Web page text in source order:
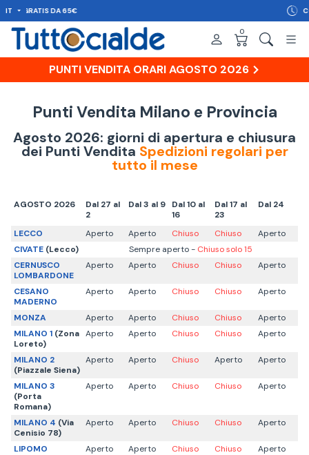
IT
0
PUNTI VENDITA ORARI AGOSTO 2026
Punti Vendita Milano e Provincia
Agosto 2026: giorni di apertura e chiusura
dei Punti Vendita Spedizioni regolari per
tutto il mese
AGOSTO 2026
Dal 27 al
2
Dal 3 al 9
Dal 10 al
16
Dal 17 al
23
Dal 24
LECCO Aperto Aperto Chiuso Chiuso
Aperto
CIVATE (Lecco) Sempre aperto - Chiuso solo 15
CERNUSCO
LOMBARDONE
Aperto Aperto Chiuso Chiuso Aperto
CESANO
MADERNO
Aperto Aperto Chiuso Chiuso Aperto
MONZA Aperto Aperto Chiuso Chiuso
Aperto
MILANO 1 (Zona
Loreto)
Aperto Aperto Chiuso Chiuso Aperto
MILANO 2
(Piazzale Siena)
Aperto Aperto Chiuso Aperto Aperto
MILANO 3
(Porta
Romana)
Aperto Aperto Chiuso Chiuso Aperto
MILANO 4 (Via
Cenisio 78)
Aperto Aperto Chiuso Chiuso Aperto
LIPOMO Aperto Aperto Chiuso Chiuso
Aperto